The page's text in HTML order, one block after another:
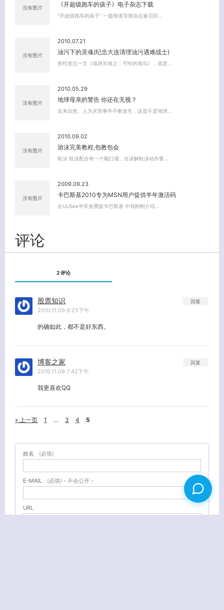
没有图片 《开超级跑车的孩子》电子杂志下载
“开超级跑车的孩子” 一篇报道导致杂志被召回…
没有图片
2010.07.21
油污下的灵魂(纪念大连清理油污遇难战士)
曾经发过一文《地球灾难之：可怜的海鸟》，就是…
没有图片
2010.05.29
地球母亲的警告 你还在无视？
近来自然、人为灾害事件不断发生，这是不是地球…
没有图片
2010.09.02
游泳完美教程,包教包会
蛙泳 蛙泳配合有一个顺口溜，在讲解蛙泳动作要…
没有图片
2009.09.23
卡巴斯基2010专为MSN用户提供半年激活码
在UUSee半年免费版卡巴斯基 中我刚刚介绍…
评论
2 评论
股票知识
2010.11.09 9:25下午
的确如此，都不是好东西。
回复
博客之家
2010.11.08 7:42下午
我更喜欢QQ
回复
« 上一页 1 … 3 4 5
姓名 (必填)
E-MAIL (必填) - 不会公开 -
URL
关闭弹窗